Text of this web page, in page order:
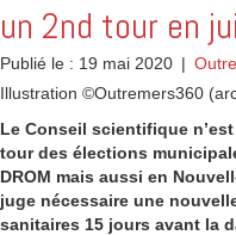
un 2nd tour en
Publié le : 19 mai 2020 |
Illustration ©Outremers360
Le Conseil scientifique
tour des élections
DROM mais aussi en
juge nécessaire une
sanitaires 15 jours avant la